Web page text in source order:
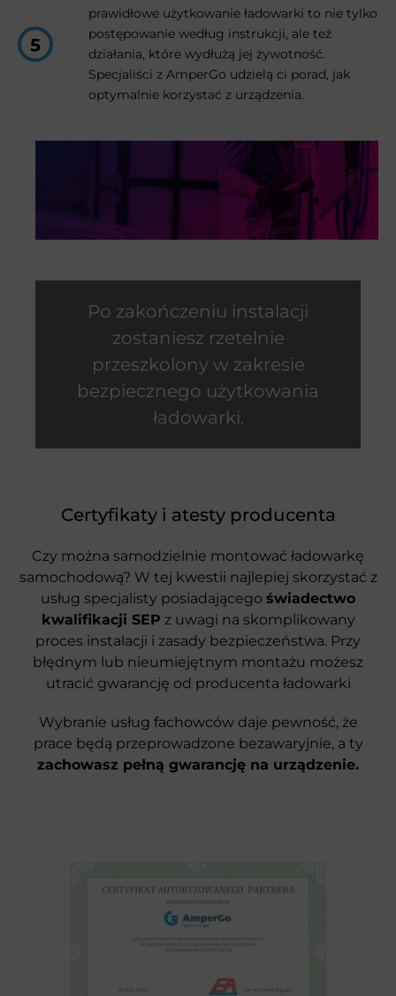
prawidłowe użytkowanie ładowarki to nie tylko
postępowanie według instrukcji, ale też
działania, które wydłużą jej żywotność.
Specjaliści z AmperGo udzielą ci porad, jak
optymalnie korzystać z urządzenia.
Czas trwania prac
wynosi
zazwyczaj1-2dni robocze
Po zakończeniu instalacji
zostaniesz rzetelnie
przeszkolony w zakresie
bezpiecznego użytkowania
ładowarki.
Certyfikaty i atesty producenta
Czy można samodzielnie montować ładowarkę
samochodową? W tej kwestii najlepiej skorzystać z
usług specjalisty posiadającego świadectwo
kwalifikacji SEP z uwagi na skomplikowany
proces instalacji i zasady bezpieczeństwa. Przy
błędnym lub nieumiejętnym montażu możesz
utracić gwarancję od producenta ładowarki
Wybranie usług fachowców daje pewność, że
prace będą przeprowadzone bezawaryjnie, a ty
zachowasz pełną gwarancję na urządzenie.